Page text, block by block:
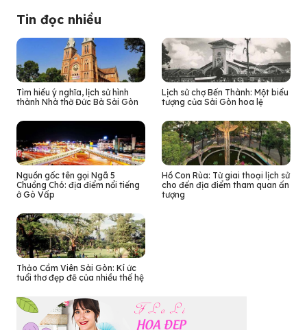
Tin đọc nhiều
Tìm hiểu ý nghĩa, lịch sử hình
thành Nhà thờ Đức Bà Sài Gòn
Lịch sử chợ Bến Thành: Một biểu
tượng của Sài Gòn hoa lệ
Nguồn gốc tên gọi Ngã 5
Chuồng Chó: địa điểm nổi tiếng
ở Gò Vấp
Hồ Con Rùa: Từ giai thoại lịch sử
cho đến địa điểm tham quan ấn
tượng
Thảo Cầm Viên Sài Gòn: Kí ức
tuổi thơ đẹp đẽ của nhiều thế hệ